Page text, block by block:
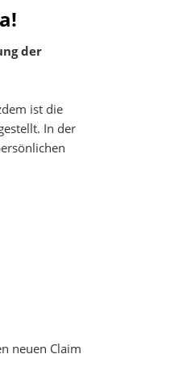
der
ist die
In der
neuen Claim